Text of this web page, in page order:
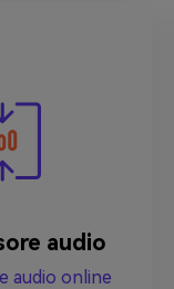
audio
audio online